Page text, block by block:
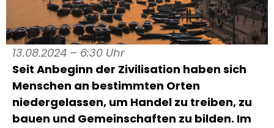
13.08.2024 – 6:30 Uhr
Seit Anbeginn der Zivilisation haben sich
Menschen an bestimmten Orten
niedergelassen, um Handel zu treiben, zu
bauen und Gemeinschaften zu bilden. Im